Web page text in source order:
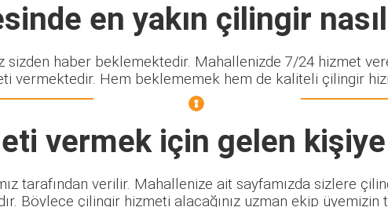
en yakın çilingir
haber beklemektedir. Mahallenizde 7/24 hizmet
vermektedir. Hem beklememek hem de kaliteli çilingir
vermek için gelen
tarafından verilir. Mahallenize ait sayfamızda sizlere
Böylece çilingir hizmeti alacağınız uzman ekip